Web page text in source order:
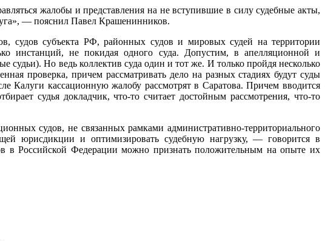
жалобы и представления на не вступившие в силу судебные акты,
— пояснил Павел Крашенинников.
судов субъекта РФ, районных судов и мировых судей на территории
инстанций, не покидая одного суда. Допустим, в апелляционной и
судьи). Но ведь коллектив суда один и тот же. И только пройдя несколько
проверка, причем рассматривать дело на разных стадиях будут суды
Калуги кассационную жалобу рассмотрят в Саратова. Причем вводится
судья докладчик, что-то считает достойным рассмотрения, что-то
судов, не связанных рамками административно-территориального
юрисдикции и оптимизировать судебную нагрузку, — говорится в
в Российской Федерации можно признать положительным на опыте их